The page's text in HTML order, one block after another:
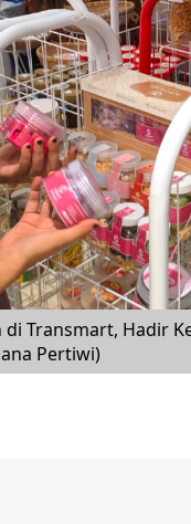
Transmart, Hadir
Pertiwi)